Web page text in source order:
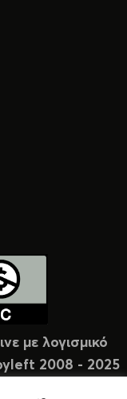
με λογισμικό
2008 - 2025